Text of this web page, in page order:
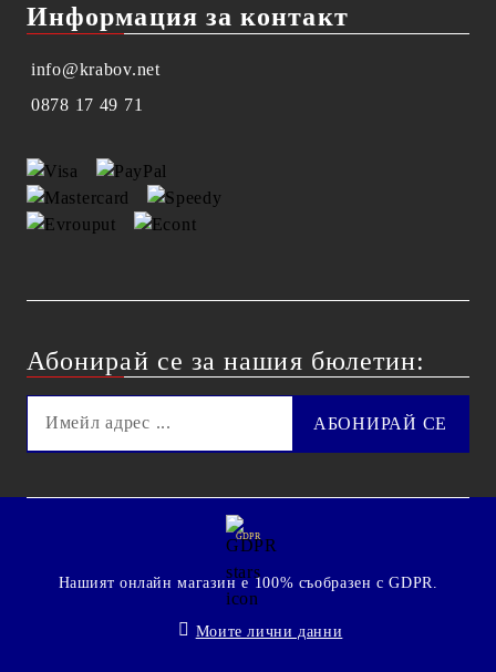
Информация за контакт
info@krabov.net
0878 17 49 71
Абонирай се за нашия бюлетин:
GDPR
Нашият онлайн магазин е 100% съобразен с GDPR.
Моите лични данни